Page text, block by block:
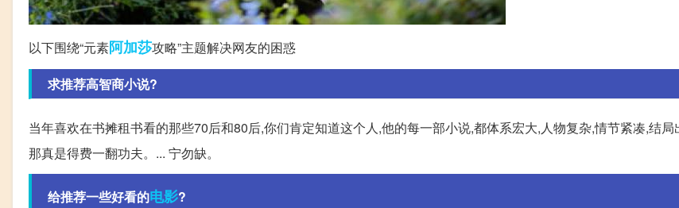
以下围绕“元素阿加莎攻略”主题解决网友的困惑
求推荐高智商小说?
当年喜欢在书摊租书看的那些70后和80后,你们肯定知道这个人,他的每一部小说,都体系宏大,人物复杂,情节紧凑,结局
那真是得费一翻功夫。... 宁勿缺。
给推荐一些好看的电影?